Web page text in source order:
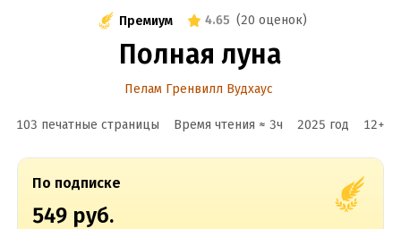
Премиум 4.65 (20 оценок)
Полная луна
Пелам Гренвилл Вудхаус
103 печатные страницы Время чтения ≈ 3ч 2025 год 12+
По подписке
549 руб.